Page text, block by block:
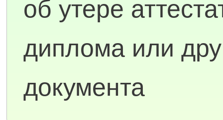
об утере
диплома или
документа